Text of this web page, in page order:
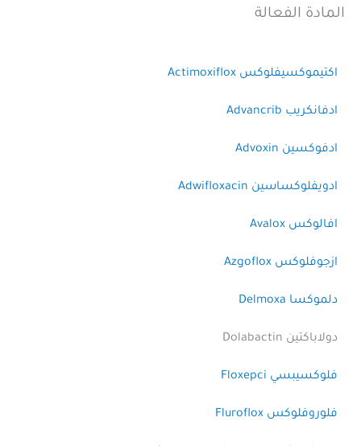
المادة الفعالة
اكتيموكسيفلوكس Actimoxiflox
ادفانكريب Advancrib
ادفوكسين Advoxin
ادويفلوكساسين Adwifloxacin
افالوكس Avalox
ازجوفلوكس Azgoflox
دلموكسا Delmoxa
دولاباكتين Dolabactin
فلوكسيبسي Floxepci
فلوروفلوكس Fluroflox